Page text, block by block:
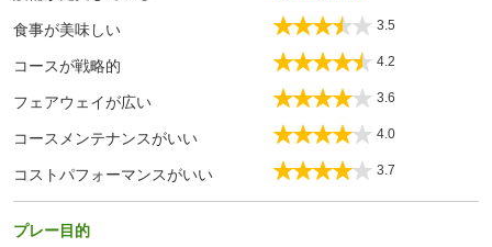
食事が美味しい 3.5
コースが戦略的 4.2
フェアウェイが広い 3.6
コースメンテナンスがいい 4.0
コストパフォーマンスがいい 3.7
プレー目的